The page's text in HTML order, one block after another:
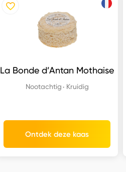
La Bonde d’Antan Mothaise
Nootachtig Kruidig
Ontdek deze kaas